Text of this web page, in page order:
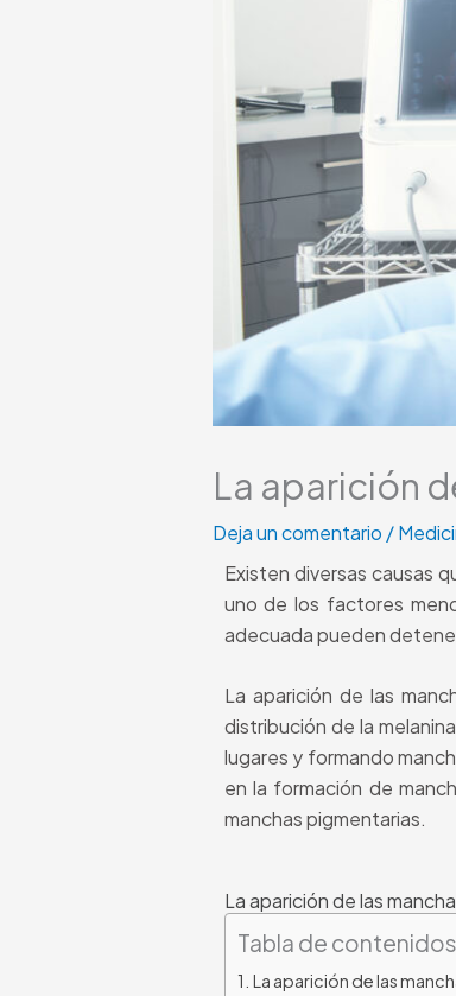
La aparición
Deja un comentario /
Existen diversas causas
uno de los factores
adecuada pueden
La aparición de las
distribución de la
lugares y formando
en la formación de
manchas pigmentarias.
La aparición de las
Tabla de contenidos
La aparición de las